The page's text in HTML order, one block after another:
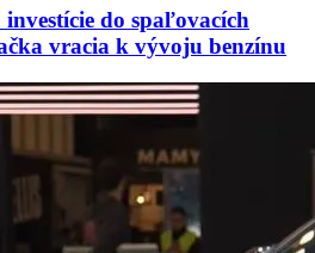
investície do spaľovacích
vracia k vývoju benzínu